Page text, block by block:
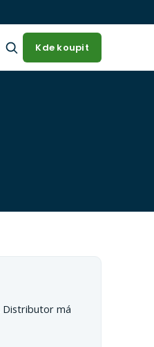
Kde koupit
Distributor má